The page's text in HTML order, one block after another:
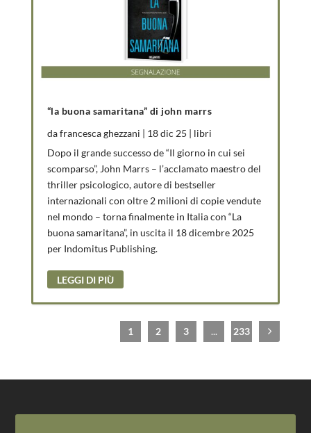
“la buona samaritana” di john marrs
dafrancesca ghezzani | 18 dic 25 | libri
Dopo il grande successo de “Il giorno in cui sei
scomparso”, John Marrs – l’acclamato maestro del
thriller psicologico, autore di bestseller
internazionali con oltre 2 milioni di copie vendute
nel mondo – torna finalmente in Italia con “La
buona samaritana”, in uscita il 18 dicembre 2025
per Indomitus Publishing.
LEGGI DI PIÙ
1 2 3 ... 233